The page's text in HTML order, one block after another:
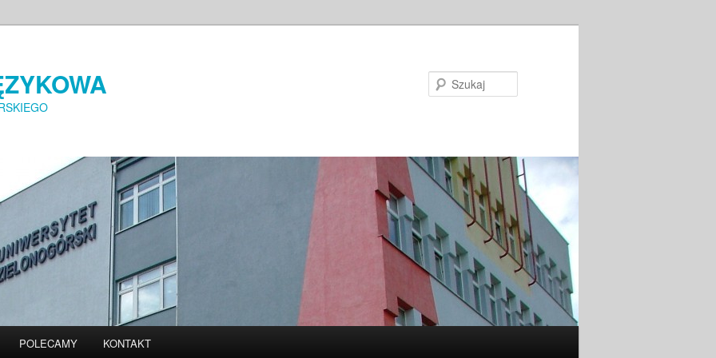
POLECAMY KONTAKT